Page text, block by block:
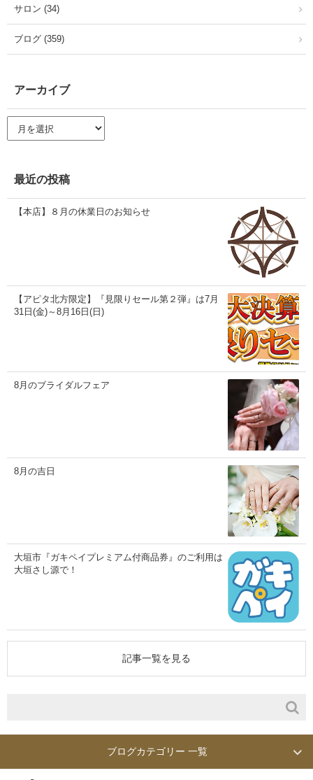
サロン (34)
ブログ (359)
アーカイブ
ー
ブ
最近の投稿
【本店】８月の休業日のお知らせ
【アピタ北方限定】『見限りセール第２弾』は7月
31日(金)～8月16日(日)
8月のブライダルフェア
8月の吉日
大垣市『ガキペイプレミアム付商品券』のご利用は
大垣さし源で！
記事一覧を見る
ブログカテゴリー 一覧